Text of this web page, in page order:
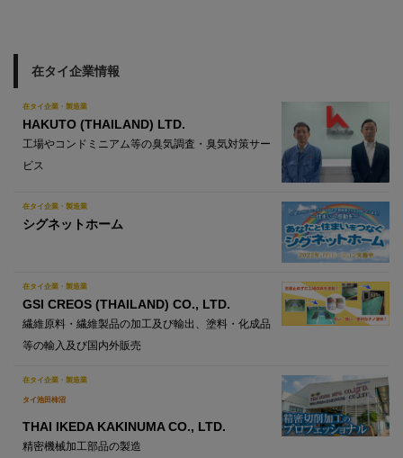
在タイ企業情報
在タイ企業・製造業
HAKUTO (THAILAND) LTD.
工場やコンドミニアム等の臭気調査・臭気対策サー
ビス
在タイ企業・製造業
シグネットホーム
在タイ企業・製造業
GSI CREOS (THAILAND) CO., LTD.
繊維原料・繊維製品の加工及び輸出、塗料・化成品
等の輸入及び国内外販売
在タイ企業・製造業
タイ池田柿沼
THAI IKEDA KAKINUMA CO., LTD.
精密機械加工部品の製造